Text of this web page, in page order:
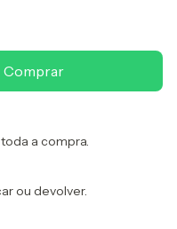
a compra.
ou devolver.